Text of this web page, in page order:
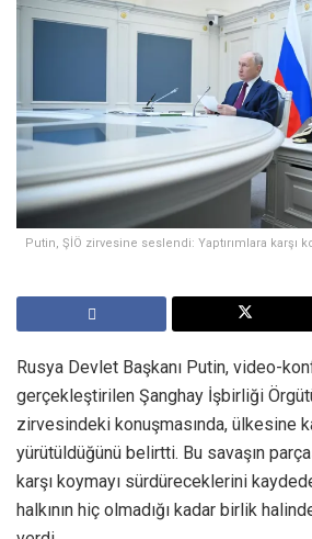
Putin, ŞİÖ zirvesine seslendi: Yaptırımlara karşı
Rusya Devlet Başkanı Putin, video-
gerçekleştirilen Şanghay İşbirliği
zirvesindeki konuşmasında, ülkesine
yürütüldüğünü belirtti. Bu savaşın
karşı koymayı sürdüreceklerini
halkının hiç olmadığı kadar birlik